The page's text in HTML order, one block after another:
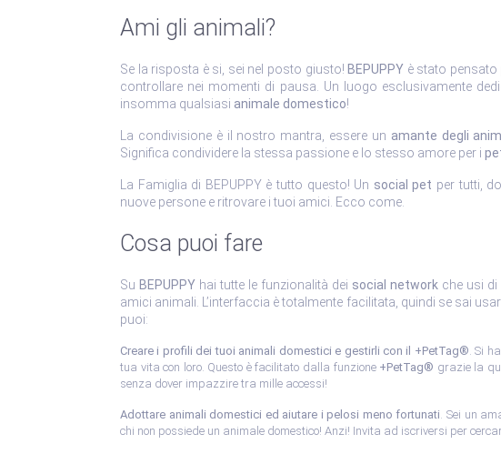
Ami gli animali?
Se la risposta è si, sei nel posto giusto! BEPUPPY è stato pensato
controllare nei momenti di pausa. Un luogo esclusivamente
insomma qualsiasi animale domestico!
La condivisione è il nostro mantra, essere un amante degli
Significa condividere la stessa passione e lo stesso amore per i
La Famiglia di BEPUPPY è tutto questo! Un social pet per tutti,
nuove persone e ritrovare i tuoi amici. Ecco come.
Cosa puoi fare
Su BEPUPPYhai tutte le funzionalità dei social network che usi
amici animali. L’interfaccia è totalmente facilitata, quindi se sai
puoi:
Creare i profili dei tuoi animali domestici e gestirli con il +PetTag®. Si
tua vita con loro. Questo è facilitato dalla funzione +PetTag® grazie la
senza dover impazzire tra mille accessi!
Adottare animali domestici ed aiutare i pelosi meno fortunati. Sei un
chi non possiede un animale domestico! Anzi! Invita ad iscriversi per